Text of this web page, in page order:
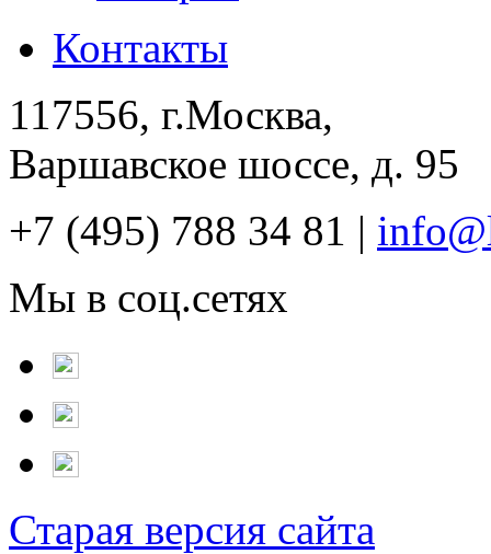
Контакты
117556, г.Москва,
Варшавское шоссе, д. 95
+7 (495) 788 34 81 |
Мы в соц.сетях
Старая версия сайта